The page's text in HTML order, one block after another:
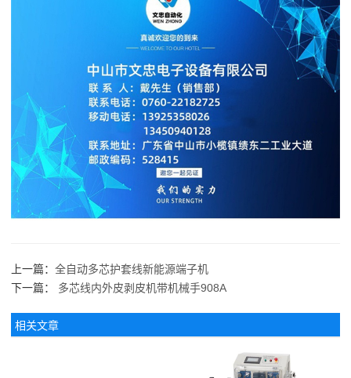
上一篇： 全自动多芯护套线新能源端子机
下一篇： 多芯线内外皮剥皮机带机械手908A
相关文章